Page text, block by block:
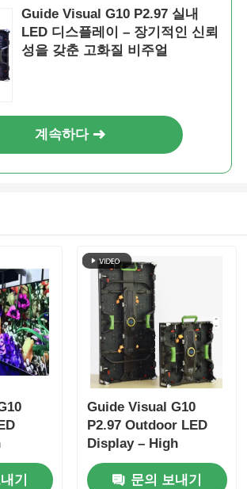
Guide Visual G10 P2.97 실내
LED 디스플레이 – 장기적인 신뢰
성을 갖춘 고화질 비주얼
계속하다
기
Guide Visual G10
P2.97 Outdoor LED
Display – High
Brightness Rental
Screen for Extreme
문의 보내기